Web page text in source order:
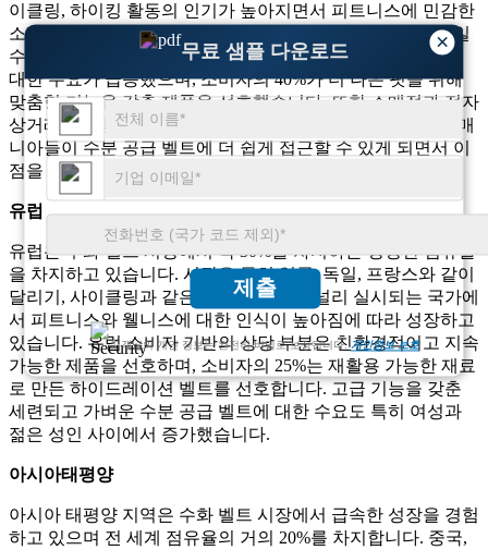
×
무료 샘플 다운로드
제출
고객님의 개인 정보는 완전히 비밀로 보장됩니다.개인정보 보호
이클링, 하이킹 활동의 인기가 높아지면서 피트니스에 민감한
소비자들이 보다 실용적이고 편안한 제품을 요구하기 때문일
수 있습니다. 인체공학적 디자인을 갖춘 고품질 수화 벨트에
대한 수요가 급증했으며, 소비자의 40%가 더 나은 핏을 위해
맞춤형 기능을 갖춘 제품을 선호했습니다. 또한 소매점과 전자
상거래 플랫폼에서 널리 사용 가능해 시장에서는 피트니스 매
니아들이 수분 공급 벨트에 더 쉽게 접근할 수 있게 되면서 이
점을 누리고 있습니다.
유럽
유럽은 수화 벨트 시장에서 약 30%를 차지하는 상당한 점유율
을 차지하고 있습니다. 시장은 특히 영국, 독일, 프랑스와 같이
달리기, 사이클링과 같은 야외 스포츠가 널리 실시되는 국가에
서 피트니스와 웰니스에 대한 인식이 높아짐에 따라 성장하고
있습니다. 유럽 ​​소비자 기반의 상당 부분은 친환경적이고 지속
가능한 제품을 선호하며, 소비자의 25%는 재활용 가능한 재료
로 만든 하이드레이션 벨트를 선호합니다. 고급 기능을 갖춘
세련되고 가벼운 수분 공급 벨트에 대한 수요도 특히 여성과
젊은 성인 사이에서 증가했습니다.
아시아태평양
아시아 태평양 지역은 수화 벨트 시장에서 급속한 성장을 경험
하고 있으며 전 세계 점유율의 거의 20%를 차지합니다. 중국,